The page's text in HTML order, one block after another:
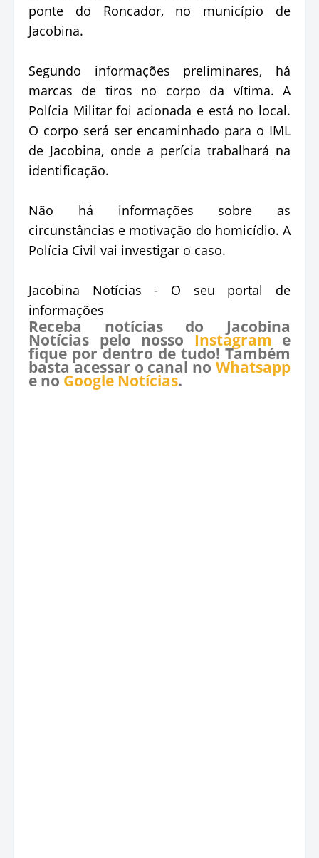
ponte do Roncador, no município de
Jacobina.
Segundo informações preliminares, há
marcas de tiros no corpo da vítima. A
Polícia Militar foi acionada e está no local.
O corpo será ser encaminhado para o IML
de Jacobina, onde a perícia trabalhará na
identificação.
Não há informações sobre as
circunstâncias e motivação do homicídio. A
Polícia Civil vai investigar o caso.
Jacobina Notícias - O seu portal de
informações
Receba notícias do Jacobina
Notícias pelo nosso Instagram e
fique por dentro de tudo! Também
basta acessar o canal no Whatsapp
e no Google Notícias.